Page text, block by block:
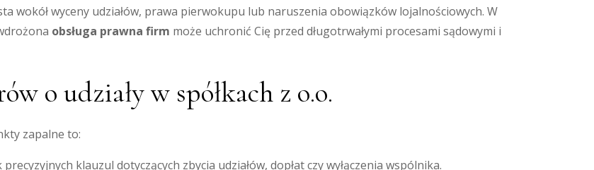
wokół wyceny udziałów, prawa pierwokupu lub naruszenia obowiązków lojalnościowych. W
obsługa prawna firm może uchronić Cię przed długotrwałymi procesami sądowymi i
o udziały w spółkach z o.o.
zapalne to:
precyzyjnych klauzul dotyczących zbycia udziałów, dopłat czy wyłączenia wspólnika.